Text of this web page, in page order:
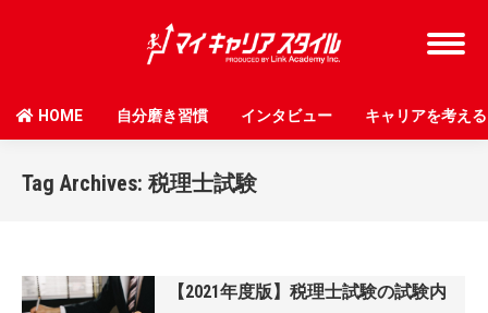
HOME 自分磨き習慣 インタビュー キャリアを考える
Tag Archives: 税理士試験
【2021年度版】税理士試験の試験内